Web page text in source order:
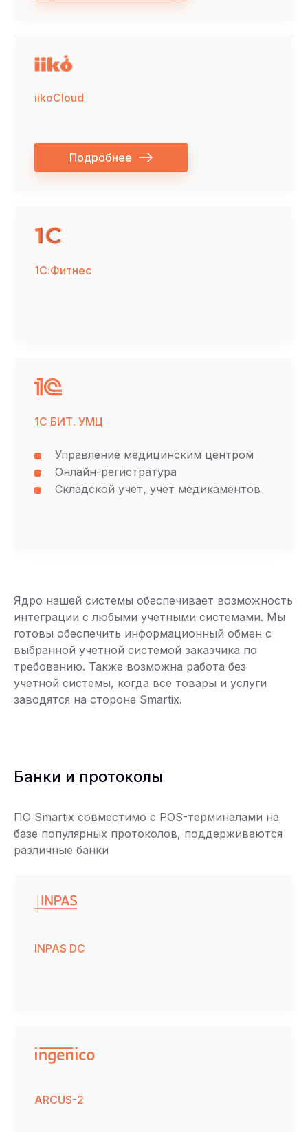
iikoCloud
Подробнее
1С:Фитнес
1С БИТ. УМЦ
Управление медицинским центром
Онлайн-регистратура
Складской учет, учет медикаментов
Ядро нашей системы обеспечивает возможность
интеграции с любыми учетными системами. Мы
готовы обеспечить информационный обмен с
выбранной учетной системой заказчика по
требованию. Также возможна работа без
учетной системы, когда все товары и услуги
заводятся на стороне Smartix.
Банки и протоколы
ПО Smartix совместимо с POS-терминалами на
базе популярных протоколов, поддерживаются
различные банки
INPAS DC
ARCUS-2